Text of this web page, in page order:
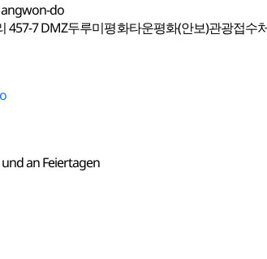
do
457-7 DMZ두루미평화타운평화(안보)관광접수
an Feiertagen